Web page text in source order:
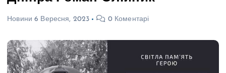
Новини 6 Вересня, 2023 0 Коментарі